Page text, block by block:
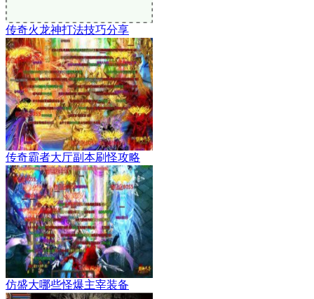
传奇火龙神打法技巧分享
传奇霸者大厅副本刷怪攻略
仿盛大哪些怪爆主宰装备